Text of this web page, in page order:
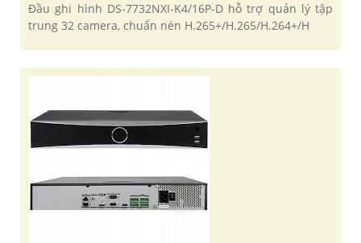
Đầu ghi hình DS-7732NXI-K4/16P-D hỗ trợ quản lý tập
trung 32 camera, chuẩn nén H.265+/H.265/H.264+/H